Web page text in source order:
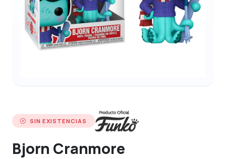
SIN EXISTENCIAS
Bjorn Cranmore